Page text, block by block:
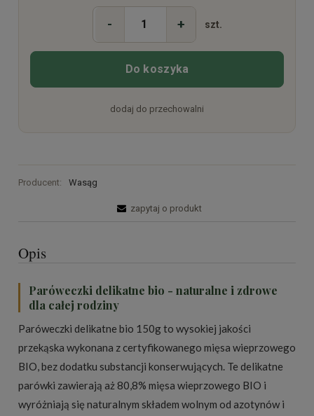
- + szt.
Do koszyka
dodaj do przechowalni
Producent: Wasąg
zapytaj o produkt
Opis
Paróweczki delikatne bio - naturalne i zdrowe
dla całej rodziny
Paróweczki delikatne bio 150g to wysokiej jakości
przekąska wykonana z certyfikowanego mięsa wieprzowego
BIO, bez dodatku substancji konserwujących. Te delikatne
parówki zawierają aż 80,8% mięsa wieprzowego BIO i
wyróżniają się naturalnym składem wolnym od azotynów i